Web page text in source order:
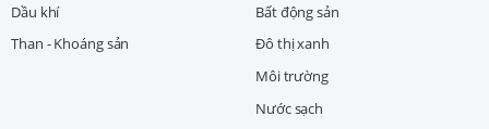
Dầu khí
Than - Khoáng sản
Bất động sản
Đô thị xanh
Môi trường
Nước sạch